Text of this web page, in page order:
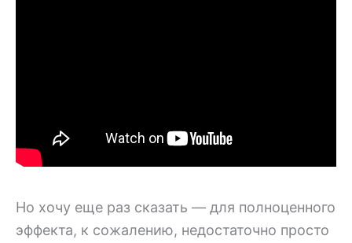
Но хочу еще раз сказать — для полноценного
эффекта, к сожалению, недостаточно просто